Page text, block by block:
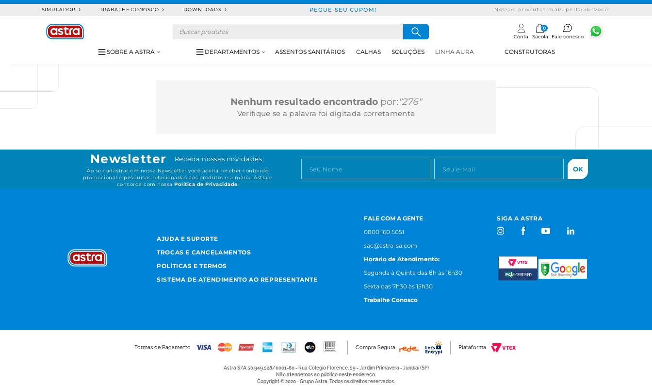
SIMULADOR TRABALHE CONOSCO DOWNLOADS PEGUE SEU CUPOM! Nossos produtos mais perto de você!
SOBRE A ASTRA DEPARTAMENTOS ASSENTOS SANITÁRIOS CALHAS SOLUÇÕES LINHA AURA CONSTRUTORAS
Conta
0
Sacola Fale conosco
Nenhum resultado encontrado por:"276"
Verifique se a palavra foi digitada corretamente
Newsletter Receba nossas novidades
Ao se cadastrar em nossa Newsletter você aceita receber conteúdo
promocional e pesquisas relacionadas aos produtos e a marca Astra e
concorda com nossaPolítica de Privacidade
OK
AJUDA E SUPORTE
TROCAS E CANCELAMENTOS
POLÍTICAS E TERMOS
SISTEMA DE ATENDIMENTO AO REPRESENTANTE
FALE COM A GENTE
0800 160 5051
sac@astra-sa.com
Horário de Atendimento:
Segunda à Quinta das 8h às 16h30
Sexta das 7h30 às 15h30
Trabalhe Conosco
SIGA A ASTRA
Formas de Pagamento Compra Segura Plataforma
Astra S/A 50.949.528/0001-80 - Rua Colégio Florence, 59 - Jardim Primavera - Jundiaí (SP)
Não atendemos ao público neste endereço.
Copyright © 2020 - Grupo Astra. Todos os direitos reservados.